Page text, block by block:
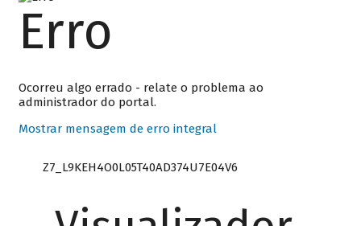
Erro
Ocorreu algo errado - relate o problema ao
administrador do portal.
Mostrar mensagem de erro integral
Z7_L9KEH4O0L05T40AD374U7E04V6